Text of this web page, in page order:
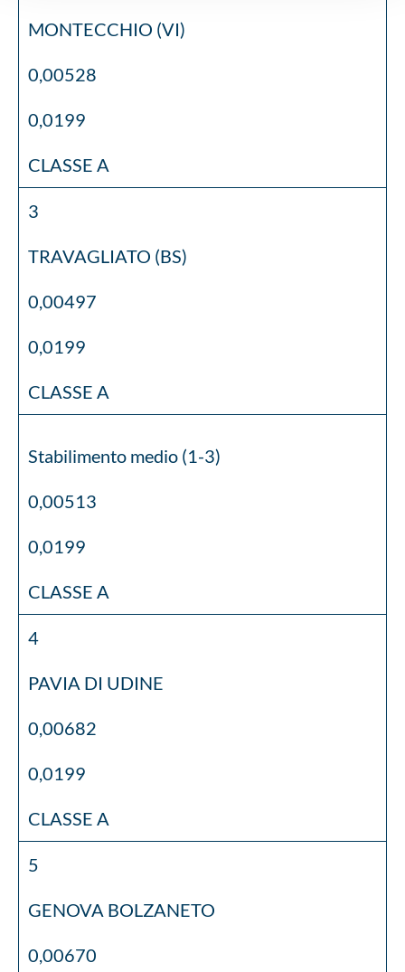
MONTECCHIO (VI)
0,00528
0,0199
CLASSE A
3
TRAVAGLIATO (BS)
0,00497
0,0199
CLASSE A
Stabilimento medio (1-3)
0,00513
0,0199
CLASSE A
4
PAVIA DI UDINE
0,00682
0,0199
CLASSE A
5
GENOVA BOLZANETO
0,00670